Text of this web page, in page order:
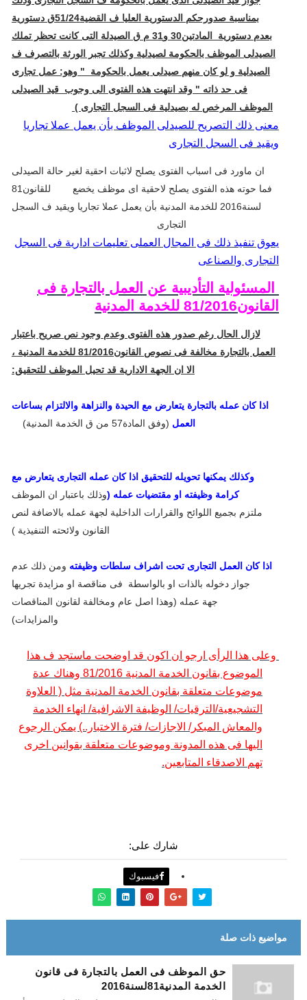
بمناسبة صدورحكم الدستورية العليا ف القضية51/24ق دستورية
بعدم دستورية
المادتين30 و31 م ق الصيدلة التى كانت تحظر تملك
الصيدلى الموظف بالحكومة لصيدلية وكذلك تجبر الورثة بالتصرف ف
الصيدلية و لو كان منهم صيدلى يعمل بالحكومة
" وهو: عمل تجارى
فى حد ذاته " وقد انتهت هذه الفتوى الى وجوب قيد الصيدلى
الموظف المرخص له بصيدلية فى السجل التجارى )
معنى ذلك التصريح للصيدلى الموظف بأن يعمل عملا تجاريا
ويقيد فى السجل التجارى
ان ماورد فى اسباب الفتوى يصلح لاثبات احقية لغير حالة الصيدلى
فما حوته هذه الفتوى يصلح لاحقية اى موظف يخضع للقانون81
لسنة2016 للخدمة المدنية بأن يعمل عملا تجاريا ويقيد ف السجل
التجارى
يعوق تنفيذ ذلك فى المجال العملى تعليمات ادارية فى السجل
التجارى والصناعى
المسئولية التأديبية عن العمل بالتجارة فى
القانون81/2016 للخدمة المدنية
لازال الحال رغم صدور هذه الفتوى وعدم وجود نص صريح باعتبار
العمل بالتجارة مخالفة فى نصوص القانون81/2016 للخدمة المدنية ،
الا ان الجهة الادارية قد تحيل الموظف للتحقيق:
اذا كان عمله بالتجارة يتعارض مع الحيدة والنزاهة والالتزام بساعات
العمل (وفق المادة57 من ق الخدمة المدنية)
وكذلك يمكنها تحويله للتحقيق اذا كان عمله التجارى يتعارض مع
كرامة وظيفته او مقتضيات عمله (وذلك باعتبار ان الموظف
ملتزم بجميع اللوائح والقرارات الداخلية لجهة عمله بالاضافة لنص
القانون ولائحته التنفيذية )
اذا كان العمل التجارى تحت اشراف سلطات وظيفته ومن ذلك عدم
جواز دخوله بالذات او بالواسطة
فى مناقصة او مزايدة تجريها
جهة عمله (وهذا اصل عام ومخالفة لقانون المناقصات
والمزايدات)
وعلى هذا الرأى ارجو ان اكون قد اوضحت ماستجد ف هذا
الموضوع بقانون الخدمة المدنية 81/2016 وهناك عدة
موضوعات متعلقة بقانون الخدمة المدنية مثل ( العلاوة
التشجيعية/الترقيات/ الوظيفة الاشرافية/ انهاء الخدمة
والمعاش المبكر/ الاجازات/ فترة الاختبار..) يمكن الرجوع
اليها فى هذه المدونة وموضوعات متعلقة بقوانين اخرى
تهم الاصدقاء المتابعين.
شارك على:
فيسبوك
مواضيع ذات صلة
حق الموظف فى العمل بالتجارة فى قانون
الخدمة المدنية81لسنة2016